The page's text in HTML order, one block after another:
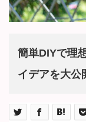
簡単DIYで理
イデアを大公